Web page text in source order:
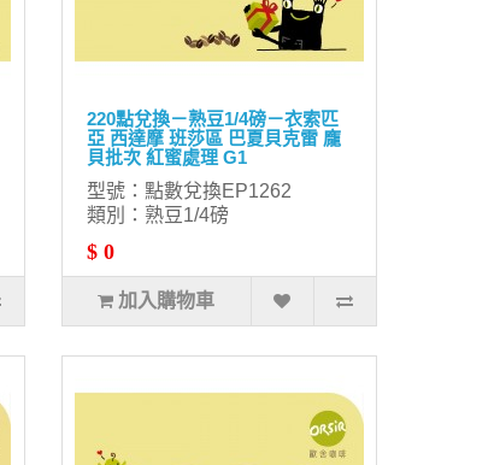
220點兌換－熟豆1/4磅－衣索匹
亞 西達摩 班莎區 巴夏貝克雷 龐
貝批次 紅蜜處理 G1
型號：點數兌換EP1262
類別：熟豆1/4磅
$ 0
加入購物車